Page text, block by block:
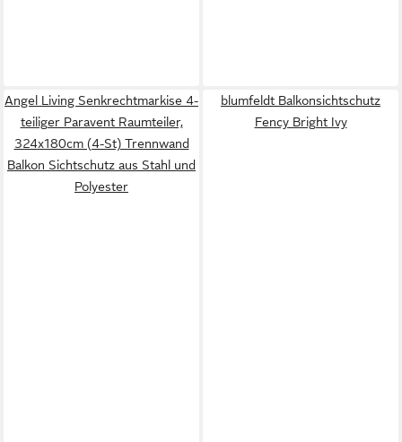
Angel Living Senkrechtmarkise 4-
teiliger Paravent Raumteiler,
324x180cm (4-St) Trennwand
Balkon Sichtschutz aus Stahl und
Polyester
blumfeldt Balkonsichtschutz
Fency Bright Ivy